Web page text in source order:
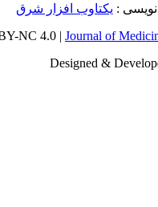
:یکتاوب افزار شرق
Journal of
Designed &